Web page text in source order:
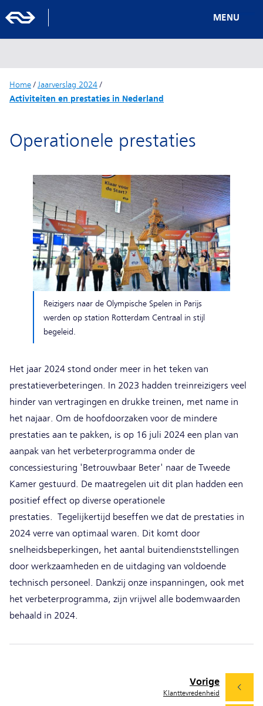
MENU
Home/ Jaarverslag 2024/
Activiteiten en prestaties in Nederland
Operationele prestaties
Reizigers naar de Olympische Spelen in Parijs
werden op station Rotterdam Centraal in stijl
begeleid.
Het jaar 2024 stond onder meer in het teken van
prestatieverbeteringen. In 2023 hadden treinreizigers veel
hinder van vertragingen en drukke treinen, met name in
het najaar. Om de hoofdoorzaken voor de mindere
prestaties aan te pakken, is op 16 juli 2024 een plan van
aanpak van het verbeterprogramma onder de
concessiesturing 'Betrouwbaar Beter' naar de Tweede
Kamer gestuurd. De maatregelen uit dit plan hadden een
positief effect op diverse operationele
prestaties. Tegelijkertijd beseffen we dat de prestaties in
2024 verre van optimaal waren. Dit komt door
snelheidsbeperkingen, het aantal buitendienststellingen
door werkzaamheden en de uitdaging van voldoende
technisch personeel. Dankzij onze inspanningen, ook met
het verbeterprogramma, zijn vrijwel alle bodemwaarden
behaald in 2024.
Vorige
Klanttevredenheid